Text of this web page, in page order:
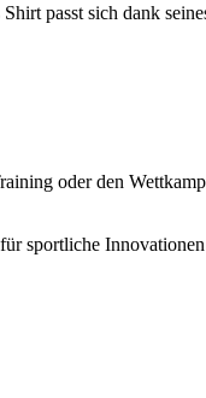
passt sich dank
oder den
sportliche